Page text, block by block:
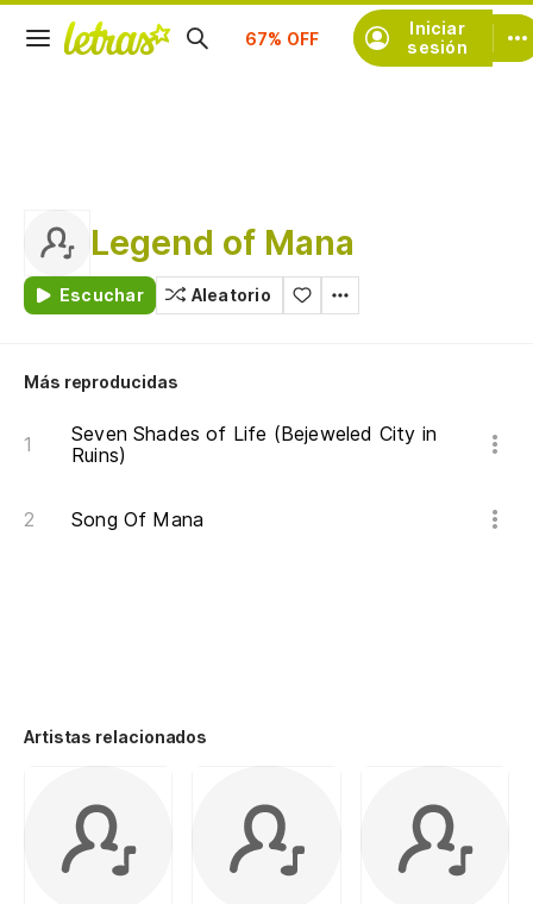
Iniciar
sesión
Suscríbete
Legend of Mana
Escuchar Aleatorio
Más reproducidas
Seven Shades of Life (Bejeweled City in
Ruins)
Song Of Mana
Artistas relacionados